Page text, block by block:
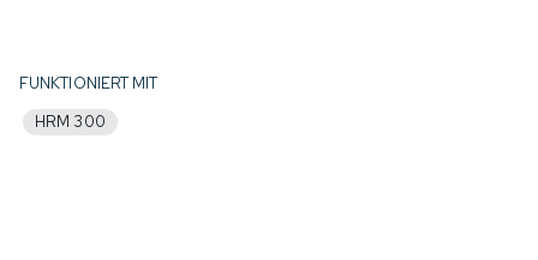
FUNKTIONIERT MIT
HRM 300